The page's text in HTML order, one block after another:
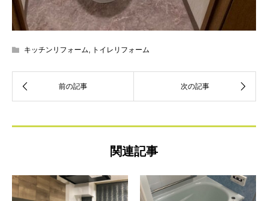
キッチンリフォーム, トイレリフォーム
関連記事